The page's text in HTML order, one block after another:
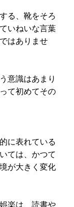
る、靴をそろ
いねいな言葉
はありませ
意識はあまり
て初めてその
に表れている
ては、かつて
が大きく変化
楽は、読書や